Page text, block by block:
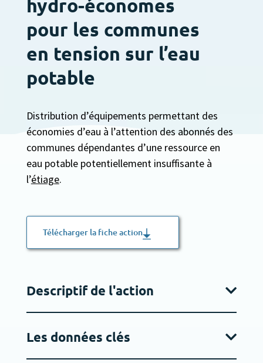
hydro-économes
pour les communes
en tension sur l’eau
potable
Distribution d’équipements permettant des
économies d’eau à l’attention des abonnés des
communes dépendantes d’une ressource en
eau potable potentiellement insuffisante à
l’étiage.
Télécharger la fiche action
Descriptif de l'action
Les données clés